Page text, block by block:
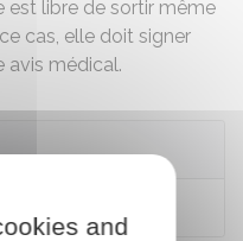
est libre de sortir même
cas, elle doit signer
avis médical.
and